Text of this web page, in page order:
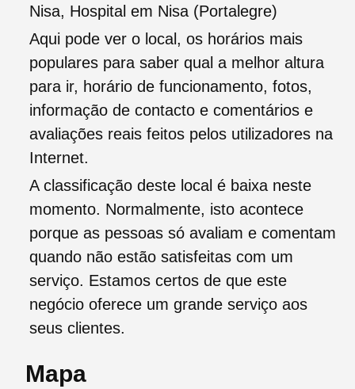
Nisa, Hospital em Nisa (Portalegre)
Aqui pode ver o local, os horários mais
populares para saber qual a melhor altura
para ir, horário de funcionamento, fotos,
informação de contacto e comentários e
avaliações reais feitos pelos utilizadores na
Internet.
A classificação deste local é baixa neste
momento. Normalmente, isto acontece
porque as pessoas só avaliam e comentam
quando não estão satisfeitas com um
serviço. Estamos certos de que este
negócio oferece um grande serviço aos
seus clientes.
Mapa